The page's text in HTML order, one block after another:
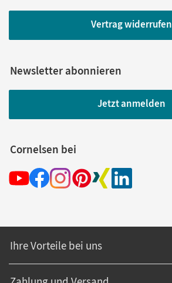
Vertrag widerrufen
Newsletter abonnieren
Jetzt anmelden
Cornelsen bei
Ihre Vorteile bei uns